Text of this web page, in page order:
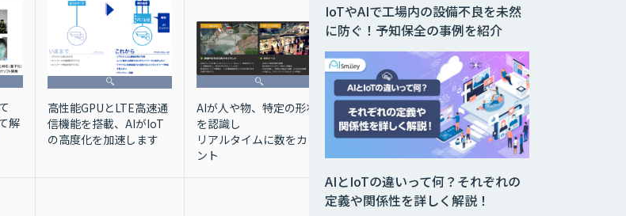
解
高性能GPUとLTE高速通
信機能を搭載、AIがIoT
の高度化を加速します
AIが人や物、特定の形状
を認識し
リアルタイムに数をカウ
ント
非接触で楽しめるゲーム
コンテンツ配信システム
ビッグデータから価値あ
る情報を引き出し、原因
の可視化とXAI未来予測
AIとIoTの違いって何？それぞれの
定義や関係性を詳しく解説！
IoTやAIで工場内の設備不良を未然
に防ぐ！予知保全の事例を紹介